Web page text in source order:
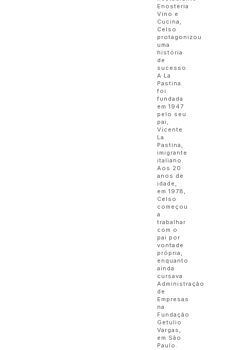
Enosteria
Vino e
Cucina,
Celso
protagonizou
uma
história
de
sucesso.
A La
Pastina
foi
fundada
em 1947
pelo seu
pai,
Vicente
La
Pastina,
imigrante
italiano.
Aos 20
anos de
idade,
em 1978,
Celso
começou
a
trabalhar
com o
pai por
vontade
própria,
enquanto
ainda
cursava
Administração
de
Empresas
na
Fundação
Getulio
Vargas,
em São
Paulo.